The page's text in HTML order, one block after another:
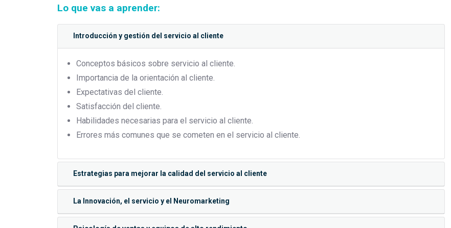
Lo que vas a aprender:
Introducción y gestión del servicio al cliente
Conceptos básicos sobre servicio al cliente.
Importancia de la orientación al cliente.
Expectativas del cliente.
Satisfacción del cliente.
Habilidades necesarias para el servicio al cliente.
Errores más comunes que se cometen en el servicio al cliente.
Estrategias para mejorar la calidad del servicio al cliente
La Innovación, el servicio y el Neuromarketing